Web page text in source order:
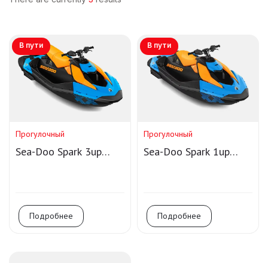
В пути
Прогулочный
Sea-Doo Spark 3up
Подробнее
В пути
Прогулочный
Sea-Doo Spark 1up
Подробнее